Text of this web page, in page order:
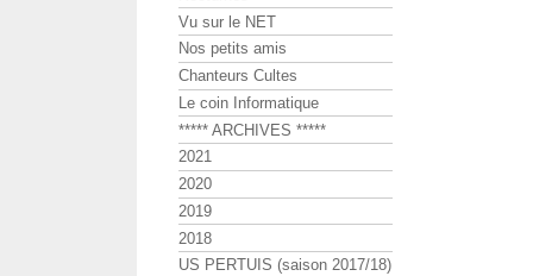
Vu sur le NET
Nos petits amis
Chanteurs Cultes
Le coin Informatique
***** ARCHIVES *****
2021
2020
2019
2018
US PERTUIS (saison 2017/18)